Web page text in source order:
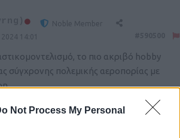
Not Process My Personal
Noble Member
2024 14:01
το πιο ακριβό hobby
σύγχρονης πολεμικής αεροπορίας με
View Replies